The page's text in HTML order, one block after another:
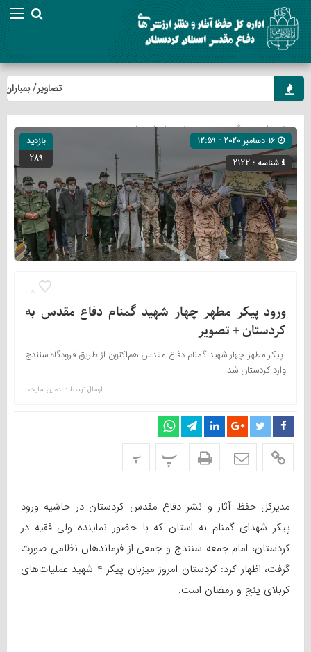
تصاویر/ بمباران
صفحه اصلی» گروه »خبر»ویژه»یادمان ها
شناسه : 2122
بازدید
289
8
ورود پیکر مطهر چهار شهید گمنام دفاع مقدس به
کردستان + تصویر
پیکر مطهر چهار شهید گمنام دفاع مقدس هم‌اکنون از طریق فرودگاه سنندج
وارد کردستان شد.
ارسال توسط : ادمین سایت
پ پ
مدیرکل حفظ آثار و نشر دفاع مقدس کردستان در حاشیه ورود
پیکر شهدای گمنام به استان که با حضور نماینده ولی فقیه در
کردستان، امام جمعه سنندج و جمعی از فرماندهان نظامی صورت
گرفت، اظهار کرد: کردستان امروز میزبان پیکر 4 شهید عملیات‌های
کربلای پنج و رمضان است.